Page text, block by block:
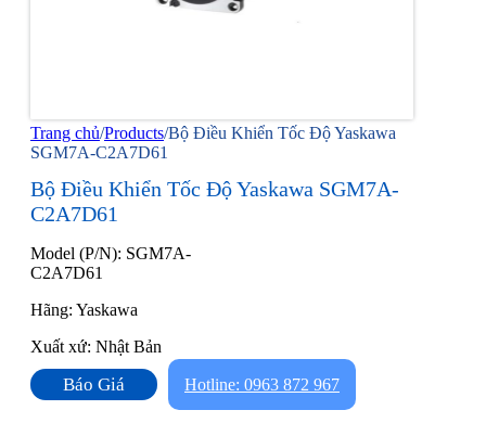
Trang chủ/Products/Bộ Điều Khiển Tốc Độ Yaskawa
SGM7A-C2A7D61
Bộ Điều Khiển Tốc Độ Yaskawa SGM7A-
C2A7D61
Model (P/N): SGM7A-
C2A7D61
Hãng: Yaskawa
Xuất xứ: Nhật Bản
Báo Giá Hotline: 0963 872 967